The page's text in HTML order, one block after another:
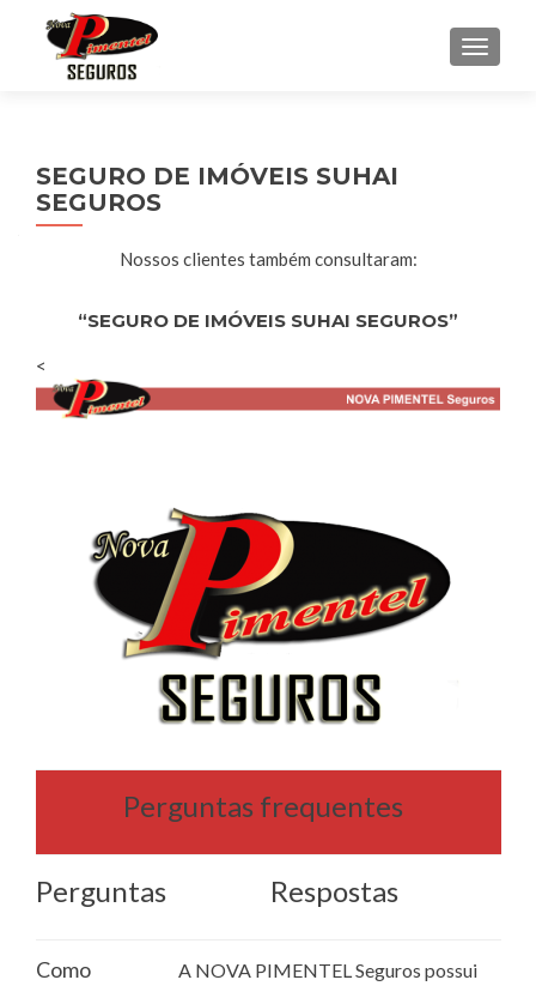
SEGURO DE IMÓVEIS SUHAI
SEGUROS
Nossos clientes também consultaram:
“SEGURO DE IMÓVEIS SUHAI SEGUROS”
<
Perguntas frequentes
Perguntas Respostas
Como
A NOVA PIMENTEL Seguros possui